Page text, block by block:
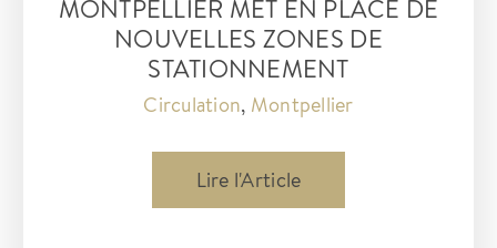
MONTPELLIER MET EN PLACE DE
NOUVELLES ZONES DE
STATIONNEMENT
Circulation, Montpellier
MONTPELLIER
MET
Lire l'Article